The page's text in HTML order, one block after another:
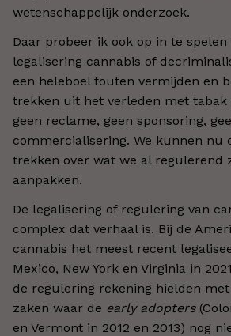
wetenschappelijk onderzoek.
Daar probeer ik ook op in te
legalisering cannabis of
een heleboel fouten vermijden en
trekken uit het verleden met tabak
geen reclame, geen sponsoring,
commercialisering. We kunnen nu
trekken over wat we al regulerend
aanpakken.
De legalisering of regulering van
complex dat verhaal is. Bij de
cannabis het meest recent
Mexico, New York en Virginia in
de regulering rekening hielden
zaken waar de early adopters
en Vermont in 2012 en 2013) nog